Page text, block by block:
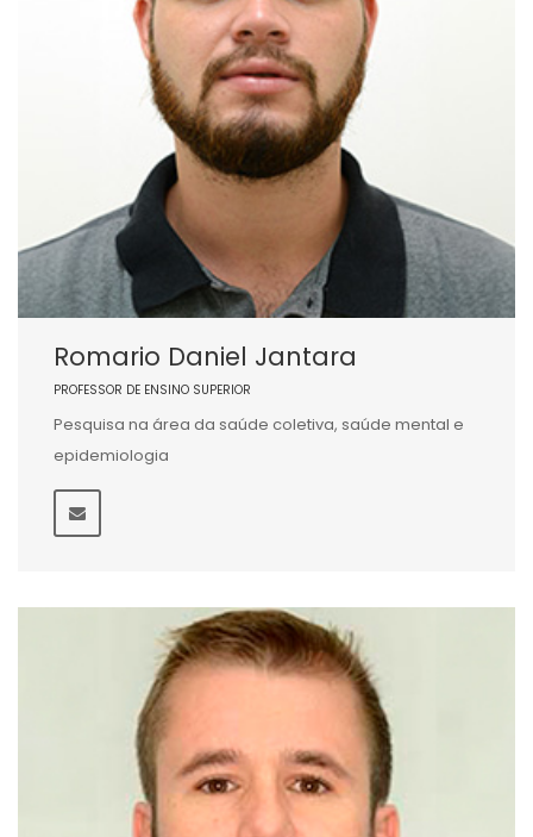
Romario Daniel Jantara
PROFESSOR DE ENSINO SUPERIOR
Pesquisa na área da saúde coletiva, saúde mental e
epidemiologia